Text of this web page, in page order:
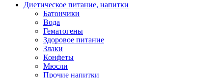
Диетическое питание, напитки
Батончики
Вода
Гематогены
Здоровое питание
Злаки
Конфеты
Мюсли
Прочие напитки